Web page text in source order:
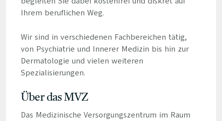
Ihrem beruflichen Weg.
Wir sind in verschiedenen Fachbereichen tätig,
von Psychiatrie und Innerer Medizin bis hin zur
Dermatologie und vielen weiteren
Spezialisierungen.
Über das MVZ
Das Medizinische Versorgungszentrum im Raum